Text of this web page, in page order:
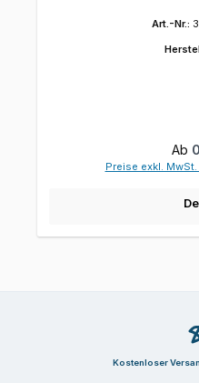
Art.-Nr.:
Ab
Preise exkl.
Kostenloser